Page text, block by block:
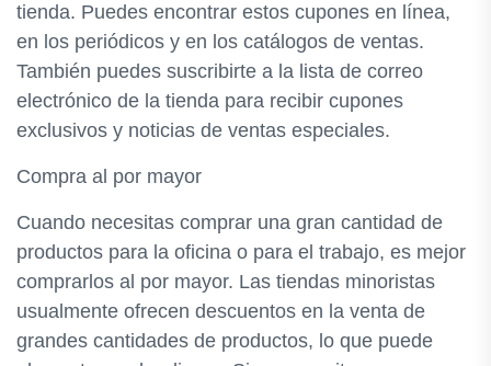
tienda. Puedes encontrar estos cupones en línea,
en los periódicos y en los catálogos de ventas.
También puedes suscribirte a la lista de correo
electrónico de la tienda para recibir cupones
exclusivos y noticias de ventas especiales.
Compra al por mayor
Cuando necesitas comprar una gran cantidad de
productos para la oficina o para el trabajo, es mejor
comprarlos al por mayor. Las tiendas minoristas
usualmente ofrecen descuentos en la venta de
grandes cantidades de productos, lo que puede